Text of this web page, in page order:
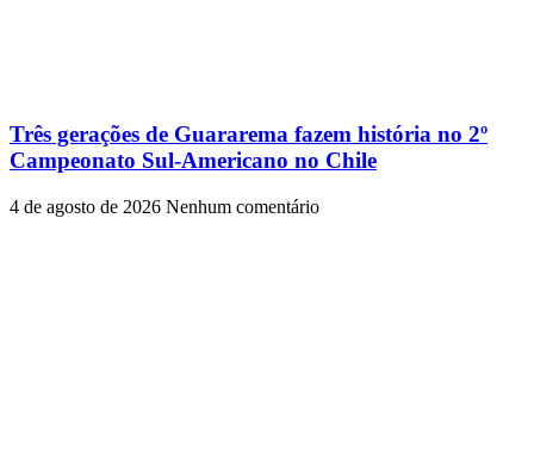
Três gerações de Guararema fazem história no 2º
Campeonato Sul-Americano no Chile
4 de agosto de 2026 Nenhum comentário